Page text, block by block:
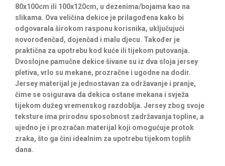
80x100cm ili 100x120cm, u dezenima/bojama kao na
slikama. Ova veličina dekice je prilagođena kako bi
odgovarala širokom rasponu korisnika, uključujući
novorođenčad, dojenčad i malu djecu. Također je
praktična za upotrebu kod kuće ili tijekom putovanja.
Dvoslojne pamučne dekice šivane su iz dva sloja jersey
pletiva, vrlo su mekane, prozračne i ugodne na dodir.
Jersey materijal je jednostavan za održavanje i pranje,
čime se osigurava da dekica ostane mekana i svježa
tijekom dužeg vremenskog razdoblja. Jersey zbog svoje
teksture ima prirodnu sposobnost zadržavanja topline, a
ujedno je i prozračan materijal koji omogućuje protok
zraka, što ga čini idealnim za upotrebu tijekom toplih
dana.